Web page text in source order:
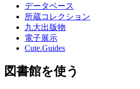
データベース
所蔵コレクション
九大出版物
電子展示
Cute.Guides
図書館を使う